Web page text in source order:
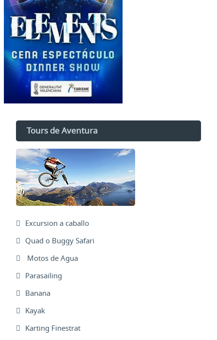
Tours de Aventura
Excursion a caballo
Quad o Buggy Safari
Motos de Agua
Parasailing
Banana
Kayak
Karting Finestrat